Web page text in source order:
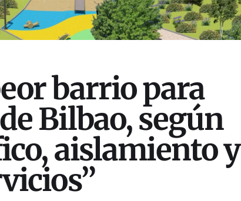
barrio para
Bilbao, según
aislamiento y